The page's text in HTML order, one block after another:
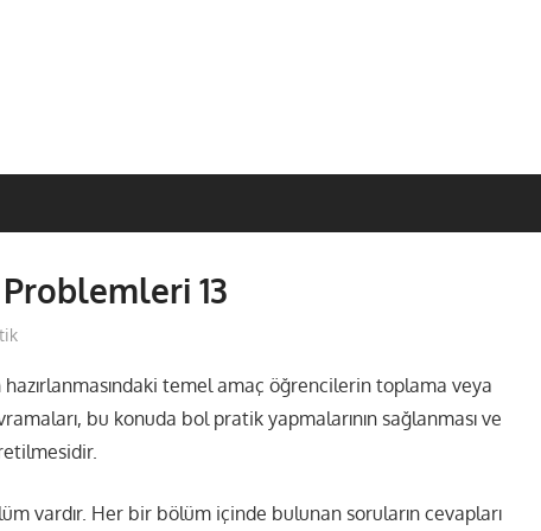
Problemleri 13
hazırlanmasındaki temel amaç öğrencilerin toplama veya
bu konuda bol pratik yapmalarının sağlanması ve
vardır. Her bir bölüm içinde bulunan soruların cevapları